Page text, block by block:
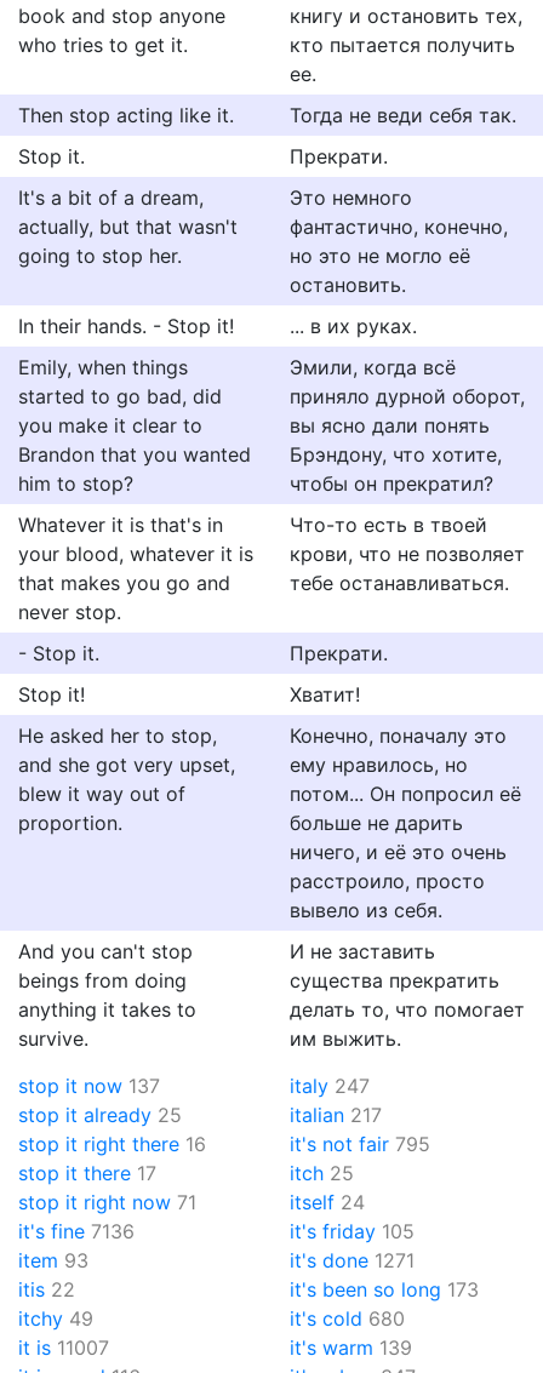
book and stop anyone
who tries to get it.
книгу и остановить тех,
кто пытается получить
ее.
Then stop acting like it.
Тогда не веди себя так.
Stop it.
Прекрати.
It's a bit of a dream,
actually, but that wasn't
going to stop her.
Это немного
фантастично, конечно,
но это не могло её
остановить.
In their hands. - Stop it!
... в их руках.
Emily, when things
started to go bad, did
you make it clear to
Brandon that you wanted
him to stop?
Эмили, когда всё
приняло дурной оборот,
вы ясно дали понять
Брэндону, что хотите,
чтобы он прекратил?
Whatever it is that's in
your blood, whatever it is
that makes you go and
never stop.
Что-то есть в твоей
крови, что не позволяет
тебе останавливаться.
- Stop it.
Прекрати.
Stop it!
Хватит!
He asked her to stop,
and she got very upset,
blew it way out of
proportion.
Конечно, поначалу это
ему нравилось, но
потом... Он попросил её
больше не дарить
ничего, и её это очень
расстроило, просто
вывело из себя.
And you can't stop
beings from doing
anything it takes to
survive.
И не заставить
существа прекратить
делать то, что помогает
им выжить.
stop it now 137
stop it already 25
stop it right there 16
stop it there 17
stop it right now 71
it's fine 7136
item 93
itis 22
itchy 49
it is 11007
italy 247
italian 217
it's not fair 795
itch 25
itself 24
it's friday 105
it's done 1271
it's been so long 173
it's cold 680
it's warm 139